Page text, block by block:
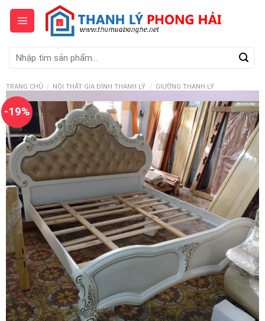
Skip
content
kiếm:
TRANG CHỦ / NỘI THẤT GIA ĐÌNH THANH LÝ / GIƯỜNG THANH LÝ
-19%